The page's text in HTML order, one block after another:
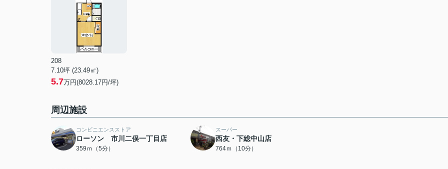
208
7.10坪 (23.49㎡)
5.7万円(8028.17円/坪)
周辺施設
コンビニエンスストア
ローソン 市川二俣一丁目店
359ｍ（5分）
スーパー
西友・下総中山店
764ｍ（10分）